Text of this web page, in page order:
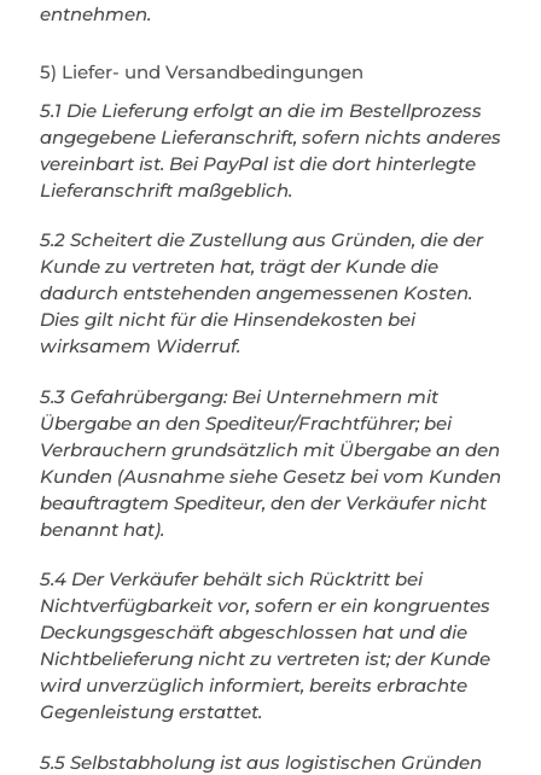
entnehmen.
5) Liefer- und Versandbedingungen
5.1 Die Lieferung erfolgt an die im Bestellprozess
angegebene Lieferanschrift, sofern nichts anderes
vereinbart ist. Bei PayPal ist die dort hinterlegte
Lieferanschrift maßgeblich.
5.2 Scheitert die Zustellung aus Gründen, die der
Kunde zu vertreten hat, trägt der Kunde die
dadurch entstehenden angemessenen Kosten.
Dies gilt nicht für die Hinsendekosten bei
wirksamem Widerruf.
5.3 Gefahrübergang: Bei Unternehmern mit
Übergabe an den Spediteur/Frachtführer; bei
Verbrauchern grundsätzlich mit Übergabe an den
Kunden (Ausnahme siehe Gesetz bei vom Kunden
beauftragtem Spediteur, den der Verkäufer nicht
benannt hat).
5.4 Der Verkäufer behält sich Rücktritt bei
Nichtverfügbarkeit vor, sofern er ein kongruentes
Deckungsgeschäft abgeschlossen hat und die
Nichtbelieferung nicht zu vertreten ist; der Kunde
wird unverzüglich informiert, bereits erbrachte
Gegenleistung erstattet.
5.5 Selbstabholung ist aus logistischen Gründen